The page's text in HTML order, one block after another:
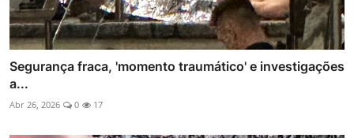
Segurança fraca, 'momento traumático' e investigações
a...
Abr 26, 2026 0 17